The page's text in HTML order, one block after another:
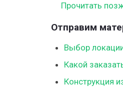
Прочитать
Отправим
Выбор
Какой
Конструкция